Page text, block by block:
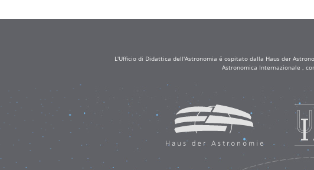
L'Ufficio di Didattica dell'Astronomia é ospitato dalla Haus der
Astronomica Internazionale ,